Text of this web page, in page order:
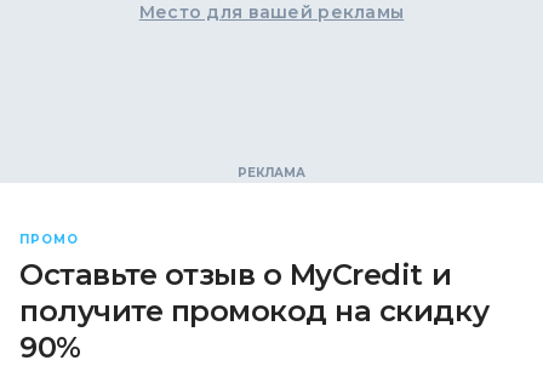
Место для вашей рекламы
ПРОМО
Оставьте отзыв о MyCredit и
получите промокод на скидку
90%